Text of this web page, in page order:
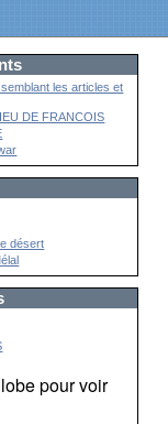
les articles et
DE FRANCOIS
désert
pour voir